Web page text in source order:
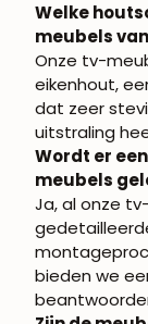
Welke
meubels
Onze tv-
eikenhout,
dat zeer
uitstraling
Wordt er
meubels
Ja, al onze
bieden we